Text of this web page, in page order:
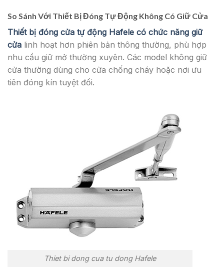
So Sánh Với Thiết Bị Đóng Tự Động Không Có Giữ Cửa
Thiết bị đóng cửa tự động Hafele có chức năng giữ
cửa linh hoạt hơn phiên bản thông thường, phù hợp
nhu cầu giữ mở thường xuyên. Các model không giữ
cửa thường dùng cho cửa chống cháy hoặc nơi ưu
tiên đóng kín tuyệt đối.
Thiet bi dong cua tu dong Hafele